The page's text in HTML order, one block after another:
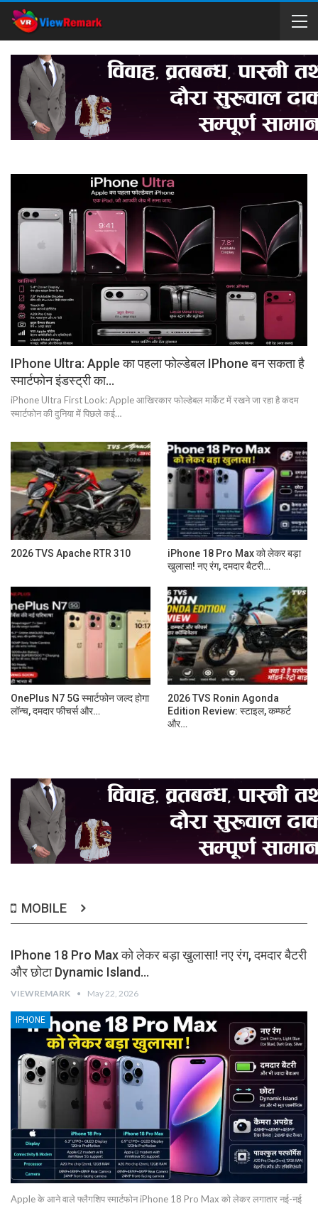
IPhone Ultra: Apple का पहला फोल्डेबल IPhone बन सकता है
स्मार्टफोन इंडस्ट्री का…
iPhone Ultra First Look: Apple आखिरकार फोल्डेबल मार्केट में रखने जा रहा है कदम
स्मार्टफोन की दुनिया में पिछले कई…
2026 TVS Apache RTR 310
iPhone 18 Pro Max को लेकर बड़ा
खुलासा! नए रंग, दमदार बैटरी…
OnePlus N7 5G स्मार्टफोन जल्द होगा
लॉन्च, दमदार फीचर्स और…
2026 TVS Ronin Agonda
Edition Review: स्टाइल, कम्फर्ट
और…
MOBILE
IPhone 18 Pro Max को लेकर बड़ा खुलासा! नए रंग, दमदार बैटरी
और छोटा Dynamic Island…
VIEWREMARK May 22, 2026
IPHONE
Apple के आने वाले फ्लैगशिप स्मार्टफोन iPhone 18 Pro Max को लेकर लगातार नई-नई